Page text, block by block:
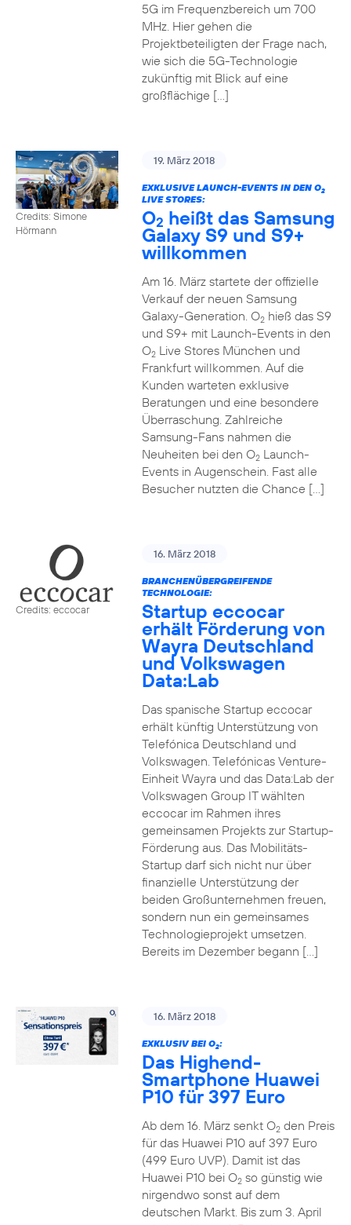
5G im Frequenzbereich um 700
MHz. Hier gehen die
Projektbeteiligten der Frage nach,
wie sich die 5G-Technologie
zukünftig mit Blick auf eine
großflächige […]
Credits: Simone
Hörmann
19. März 2018
EXKLUSIVE LAUNCH-EVENTS IN DEN O2
LIVE STORES:
O2 heißt das Samsung
Galaxy S9 und S9+
willkommen
Am 16. März startete der offizielle
Verkauf der neuen Samsung
Galaxy-Generation. O2hieß das S9
und S9+ mit Launch-Events in den
O2Live Stores München und
Frankfurt willkommen. Auf die
Kunden warteten exklusive
Beratungen und eine besondere
Überraschung. Zahlreiche
Samsung-Fans nahmen die
Neuheiten bei den O2Launch-
Events in Augenschein. Fast alle
Besucher nutzten die Chance […]
Credits: eccocar
16. März 2018
BRANCHENÜBERGREIFENDE
TECHNOLOGIE:
Startup eccocar
erhält Förderung von
Wayra Deutschland
und Volkswagen
Data:Lab
Das spanische Startup eccocar
erhält künftig Unterstützung von
Telefónica Deutschland und
Volkswagen. Telefónicas Venture-
Einheit Wayra und das Data:Lab der
Volkswagen Group IT wählten
eccocar im Rahmen ihres
gemeinsamen Projekts zur Startup-
Förderung aus. Das Mobilitäts-
Startup darf sich nicht nur über
finanzielle Unterstützung der
beiden Großunternehmen freuen,
sondern nun ein gemeinsames
Technologieprojekt umsetzen.
Bereits im Dezember begann […]
16. März 2018
EXKLUSIV BEI O2:
Das Highend-
Smartphone Huawei
P10 für 397 Euro
Ab dem 16. März senkt O2den Preis
für das Huawei P10 auf 397 Euro
(499 Euro UVP). Damit ist das
Huawei P10 bei O2so günstig wie
nirgendwo sonst auf dem
deutschen Markt. Bis zum 3. April